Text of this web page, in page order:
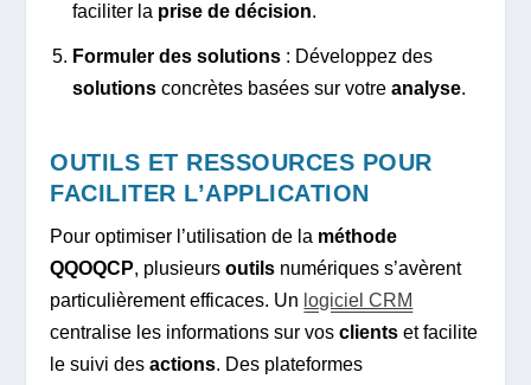
faciliter la prise de décision.
Formuler des solutions: Développez des
solutionsconcrètes basées sur votre analyse.
OUTILS ET RESSOURCES POUR
FACILITER L’APPLICATION
Pour optimiser l’utilisation de la méthode
QQOQCP, plusieursoutils numériques s’avèrent
particulièrement efficaces. Un logiciel CRM
centralise les informations sur vosclients et facilite
le suivi desactions. Des plateformes